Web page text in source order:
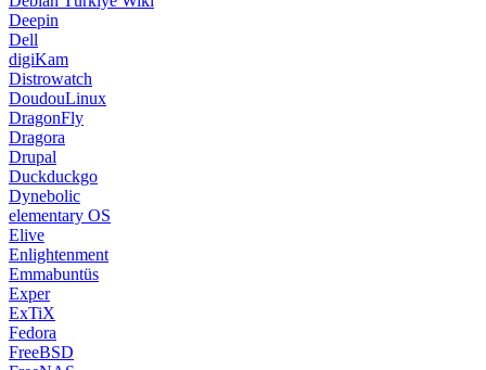
Deepin
Dell
digiKam
Distrowatch
DoudouLinux
DragonFly
Dragora
Drupal
Duckduckgo
Dynebolic
elementary OS
Elive
Enlightenment
Emmabuntüs
Exper
ExTiX
Fedora
FreeBSD